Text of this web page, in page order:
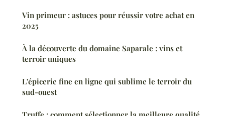
Vin primeur : astuces pour réussir votre achat en
2025
À la découverte du domaine Saparale : vins et
terroir uniques
L'épicerie fine en ligne qui sublime le terroir du
sud-ouest